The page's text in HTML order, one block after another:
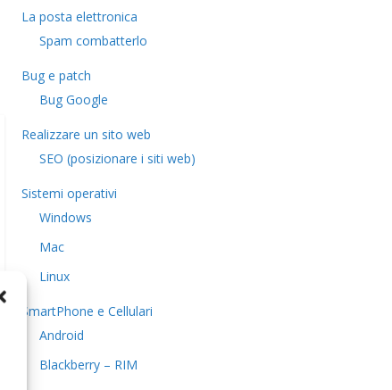
La posta elettronica
Spam combatterlo
Bug e patch
Bug Google
Realizzare un sito web
SEO (posizionare i siti web)
Sistemi operativi
Windows
Mac
Linux
SmartPhone e Cellulari
Android
Blackberry – RIM